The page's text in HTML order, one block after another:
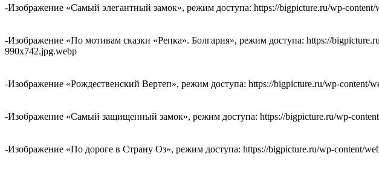
-Изображение «Самый элегантный замок», режим доступа: https://bigpicture.ru/wp-content/
-Изображение «По мотивам сказки «Репка». Болгария», режим доступа: https://
990x742.jpg.webp
-Изображение «Рождественский Вертеп», режим доступа: https://bigpicture.ru/wp-content/
-Изображение «Самый защищенный замок», режим доступа: https://bigpicture.ru/wp-
-Изображение «По дороге в Страну Оз», режим доступа: https://bigpicture.ru/wp-content/